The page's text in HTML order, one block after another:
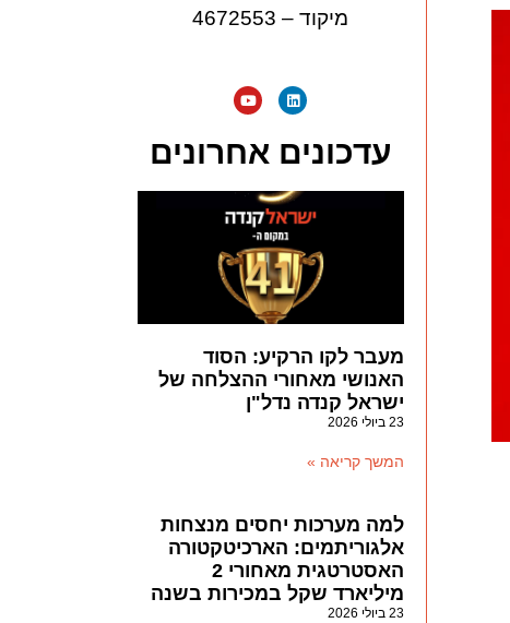
מיקוד – 4672553
עדכונים אחרונים
מעבר לקו הרקיע: הסוד
האנושי מאחורי ההצלחה של
ישראל קנדה נדל"ן
23 ביולי 2026
המשך קריאה »
למה מערכות יחסים מנצחות
אלגוריתמים: הארכיטקטורה
האסטרטגית מאחורי 2
מיליארד שקל במכירות בשנה
23 ביולי 2026